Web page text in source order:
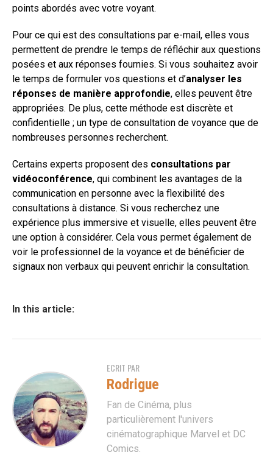
points abordés avec votre voyant.
Pour ce qui est des consultations par e-mail, elles vous
permettent de prendre le temps de réfléchir aux questions
posées et aux réponses fournies. Si vous souhaitez avoir
le temps de formuler vos questions et d’analyser les
réponses de manière approfondie, elles peuvent être
appropriées. De plus, cette méthode est discrète et
confidentielle ; un type de consultation de voyance que de
nombreuses personnes recherchent.
Certains experts proposent des consultations par
vidéoconférence, qui combinent les avantages de la
communication en personne avec la flexibilité des
consultations à distance. Si vous recherchez une
expérience plus immersive et visuelle, elles peuvent être
une option à considérer. Cela vous permet également de
voir le professionnel de la voyance et de bénéficier de
signaux non verbaux qui peuvent enrichir la consultation.
In this article:
ECRIT PAR
Rodrigue
Fan de Cinéma, plus
particulièrement l'univers
cinématographique Marvel et DC
Comics.